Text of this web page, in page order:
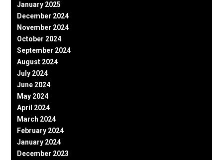
January 2025
December 2024
November 2024
October 2024
September 2024
August 2024
July 2024
June 2024
May 2024
April 2024
March 2024
February 2024
January 2024
December 2023